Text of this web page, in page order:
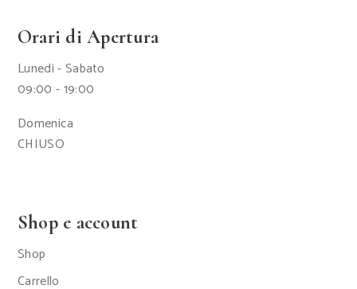
Orari di Apertura
Lunedi - Sabato
09:00 - 19:00
Domenica
CHIUSO
Shop e account
Shop
Carrello